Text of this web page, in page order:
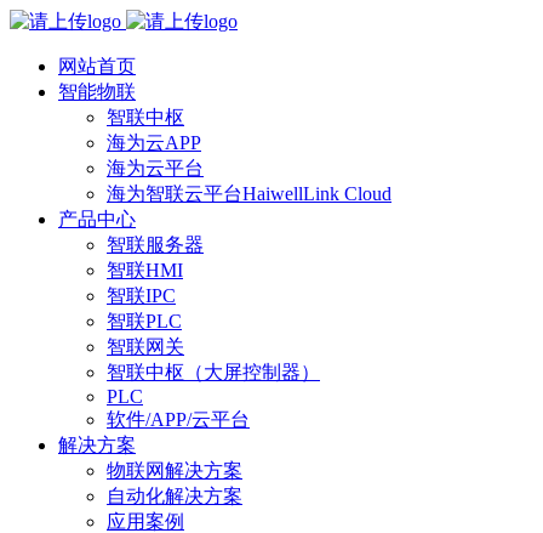
网站首页
智能物联
智联中枢
海为云APP
海为云平台
海为智联云平台HaiwellLink Cloud
产品中心
智联服务器
智联HMI
智联IPC
智联PLC
智联网关
智联中枢（大屏控制器）
PLC
软件/APP/云平台
解决方案
物联网解决方案
自动化解决方案
应用案例